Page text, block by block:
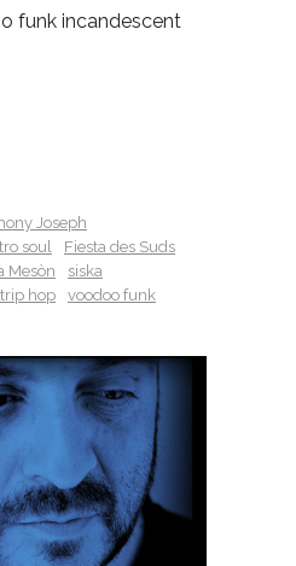
funk incandescent
Joseph
soul
Fiesta des Suds
Mesòn
siska
trip hop voodoo funk